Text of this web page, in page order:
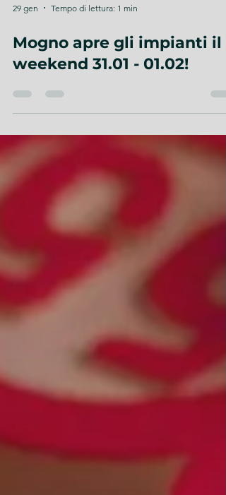
29 gen Tempo di lettura: 1 min
Mogno apre gli impianti il
weekend 31.01 - 01.02!